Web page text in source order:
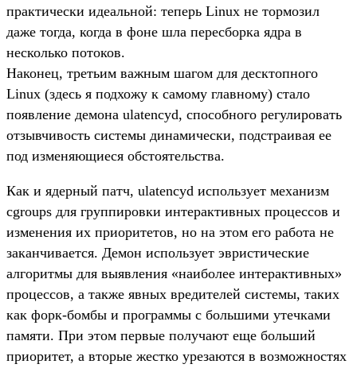
практически идеальной: теперь Linux не тормозил
даже тогда, когда в фоне шла пересборка ядра в
несколько потоков.
Наконец, третьим важным шагом для десктопного
Linux (здесь я подхожу к самому главному) стало
появление демона ulatencyd, способного регулировать
отзывчивость системы динамически, подстраивая ее
под изменяющиеся обстоятельства.
Как и ядерный патч, ulatencyd использует механизм
cgroups для группировки интерактивных процессов и
изменения их приоритетов, но на этом его работа не
заканчивается. Демон использует эвристические
алгоритмы для выявления «наиболее интерактивных»
процессов, а также явных вредителей системы, таких
как форк-бомбы и программы с большими утечками
памяти. При этом первые получают еще больший
приоритет, а вторые жестко урезаются в возможностях